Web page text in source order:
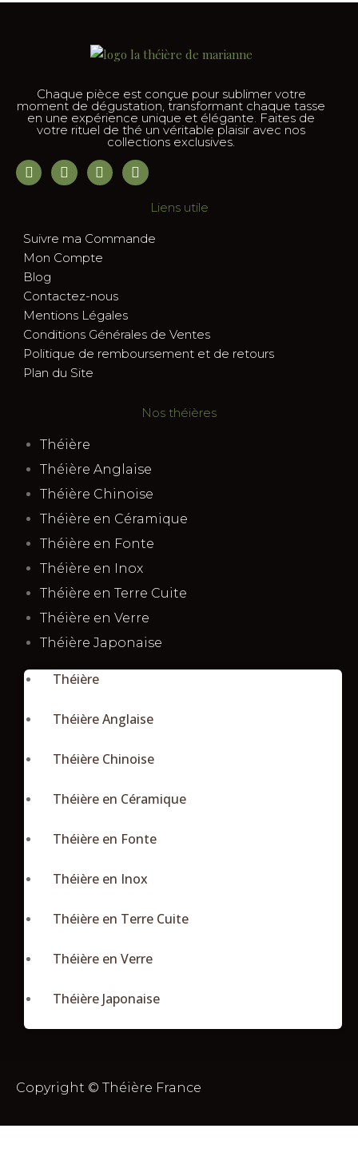
Chaque pièce est conçue pour sublimer votre
moment de dégustation, transformant chaque tasse
en une expérience unique et élégante. Faites de
votre rituel de thé un véritable plaisir avec nos
collections exclusives.
Liens utile
Suivre ma Commande
Mon Compte
Blog
Contactez-nous
Mentions Légales
Conditions Générales de Ventes
Politique de remboursement et de retours
Plan du Site
Nos théières
Théière
Théière Anglaise
Théière Chinoise
Théière en Céramique
Théière en Fonte
Théière en Inox
Théière en Terre Cuite
Théière en Verre
Théière Japonaise
Théière
Théière Anglaise
Théière Chinoise
Théière en Céramique
Théière en Fonte
Théière en Inox
Théière en Terre Cuite
Théière en Verre
Théière Japonaise
Copyright © Théière France